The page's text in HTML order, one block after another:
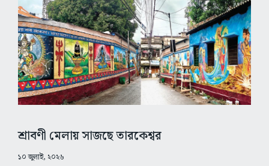
শ্রাবণী মেলায় সাজছে তারকেশ্বর
১০ জুলাই, ২০২৬